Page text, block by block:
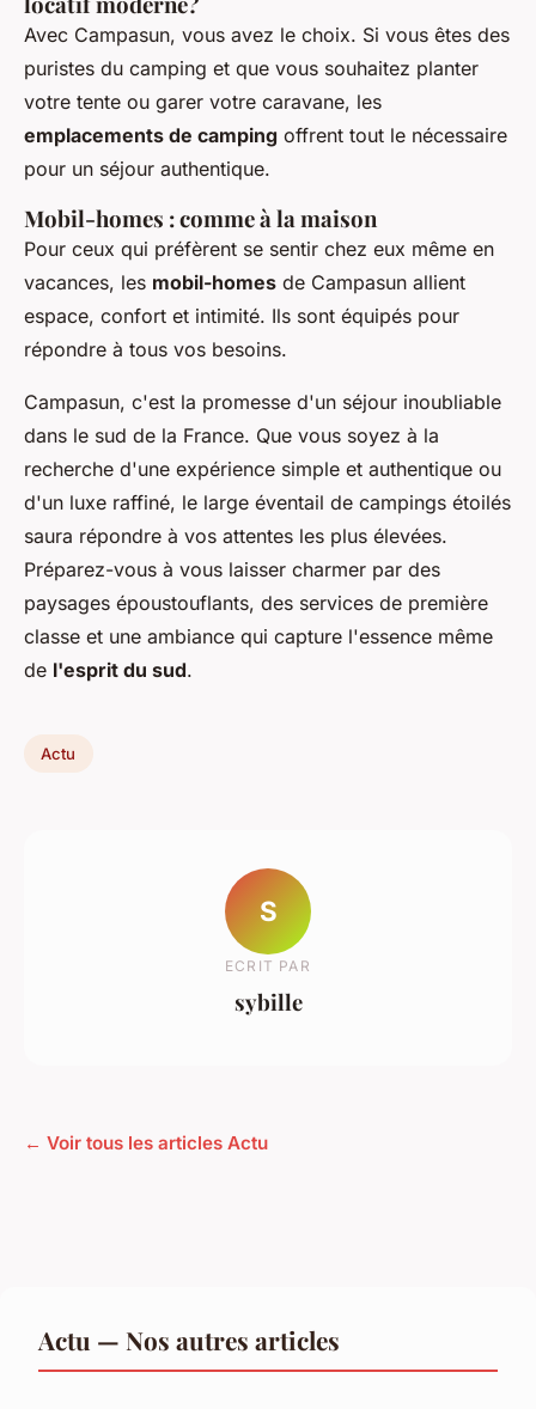
Avec Campasun, vous avez le choix. Si vous êtes des
puristes du camping et que vous souhaitez planter
votre tente ou garer votre caravane, les
emplacements de camping offrent tout le nécessaire
pour un séjour authentique.
Mobil-homes : comme à la maison
Pour ceux qui préfèrent se sentir chez eux même en
vacances, les mobil-homes de Campasun allient
espace, confort et intimité. Ils sont équipés pour
répondre à tous vos besoins.
Campasun, c'est la promesse d'un séjour inoubliable
dans le sud de la France. Que vous soyez à la
recherche d'une expérience simple et authentique ou
d'un luxe raffiné, le large éventail de campings étoilés
saura répondre à vos attentes les plus élevées.
Préparez-vous à vous laisser charmer par des
paysages époustouflants, des services de première
classe et une ambiance qui capture l'essence même
de l'esprit du sud.
Actu
S
ECRIT PAR
sybille
← Voir tous les articles Actu
Actu — Nos autres articles